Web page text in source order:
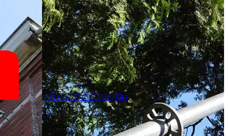
+33 (0)6 59 79 73 01 (FR)